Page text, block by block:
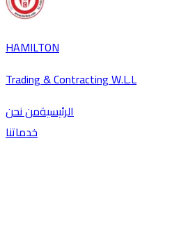
HAMILTON
Trading & Contracting W.L.L
الرئيسيةمن نحن
خدماتنا